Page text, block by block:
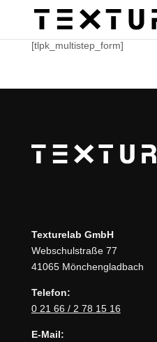
[tlpk_multistep_form]
Texturelab GmbH
Webschulstraße 77
41065 Mönchengladbach
Telefon:
0 21 66 / 2 78 15 16
E-Mail: